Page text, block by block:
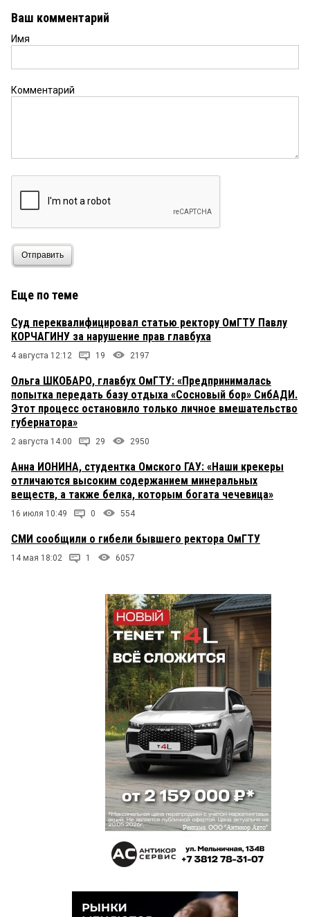
Ваш комментарий
Имя
Комментарий
Отправить
Еще по теме
Суд переквалифицировал статью ректору ОмГТУ Павлу
КОРЧАГИНУ за нарушение прав главбуха
4 августа 12:12 19 2197
Ольга ШКОБАРО, главбух ОмГТУ: «Предпринималась
попытка передать базу отдыха «Сосновый бор» СибАДИ.
Этот процесс остановило только личное вмешательство
губернатора»
2 августа 14:00 29 2950
Анна ИОНИНА, студентка Омского ГАУ: «Наши крекеры
отличаются высоким содержанием минеральных
веществ, а также белка, которым богата чечевица»
16 июля 10:49 0 554
СМИ сообщили о гибели бывшего ректора ОмГТУ
14 мая 18:02 1 6057